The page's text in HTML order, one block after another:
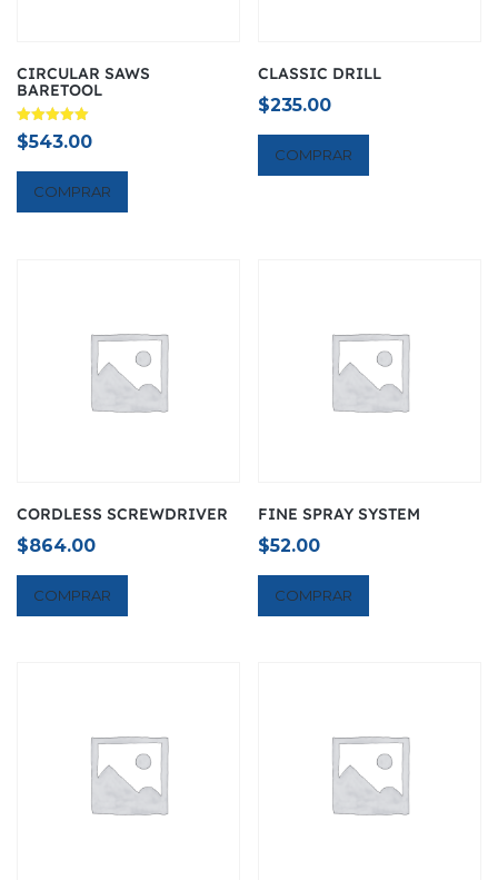
CIRCULAR SAWS
BARETOOL
Avaliação
5.00
$543.00
COMPRAR
CLASSIC DRILL
$235.00
COMPRAR
CORDLESS SCREWDRIVER
$864.00
COMPRAR
FINE SPRAY SYSTEM
$52.00
COMPRAR